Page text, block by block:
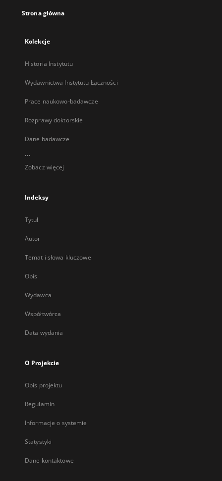
Strona główna
Kolekcje
Historia Instytutu
Wydawnictwa Instytutu Łączności
Prace naukowo-badawcze
Rozprawy doktorskie
Dane badawcze
...
Zobacz więcej
Indeksy
Tytuł
Autor
Temat i słowa kluczowe
Opis
Wydawca
Współtwórca
Data wydania
O Projekcie
Opis projektu
Regulamin
Informacje o systemie
Statystyki
Dane kontaktowe